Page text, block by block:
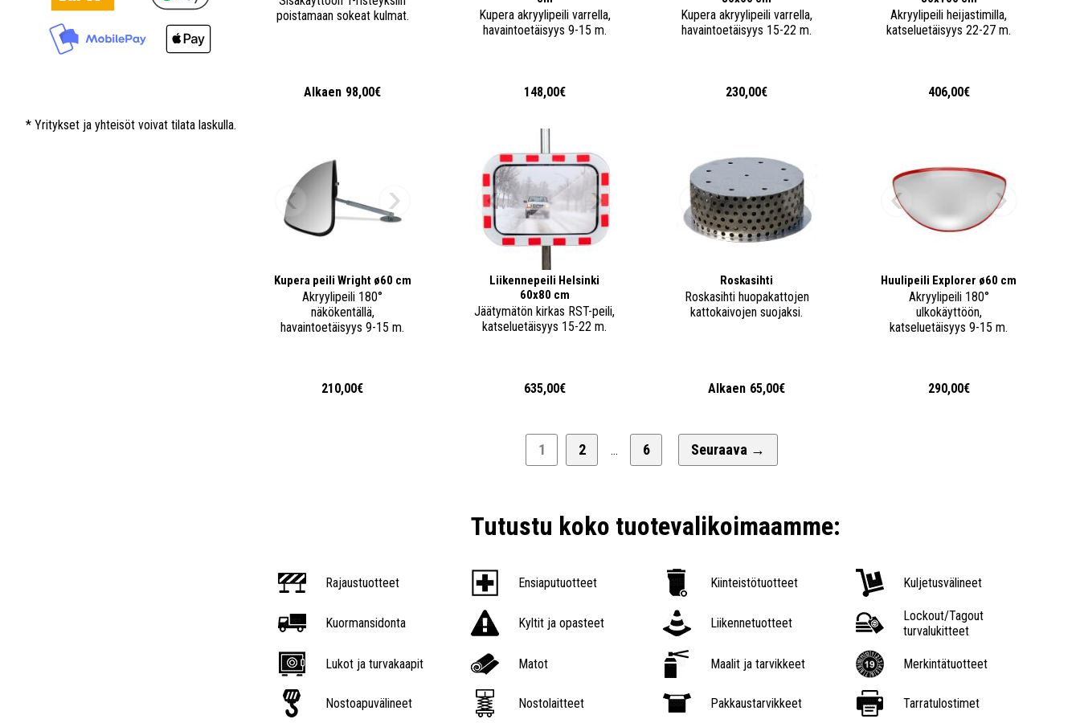
* Yritykset ja yhteisöt voivat tilata laskulla.
poistamaan sokeat kulmat.
Alkaen 98,00€
Kupera akryylipeili varrella,
havaintoetäisyys 9-15 m.
148,00€
Kupera akryylipeili varrella,
havaintoetäisyys 15-22 m.
230,00€
Akryylipeili heijastimilla,
katseluetäisyys 22-27 m.
406,00€
Kupera peili Wright ø60 cm
Akryylipeili 180°
näkökentällä,
havaintoetäisyys 9-15 m.
210,00€
Liikennepeili Helsinki
60x80 cm
Jäätymätön kirkas RST-peili,
katseluetäisyys 15-22 m.
635,00€
Roskasihti
Roskasihti huopakattojen
kattokaivojen suojaksi.
Alkaen 65,00€
Huulipeili Explorer ø60 cm
Akryylipeili 180°
ulkokäyttöön,
katseluetäisyys 9-15 m.
290,00€
1 2 ... 6 Seuraava →
Tutustu koko tuotevalikoimaamme:
Rajaustuotteet Ensiaputuotteet Kiinteistötuotteet Kuljetusvälineet
Kuormansidonta Kyltit ja opasteet Liikennetuotteet
Lockout/Tagout
turvalukitteet
Lukot ja turvakaapit Matot Maalit ja tarvikkeet Merkintätuotteet
Nostoapuvälineet Nostolaitteet Pakkaustarvikkeet Tarratulostimet